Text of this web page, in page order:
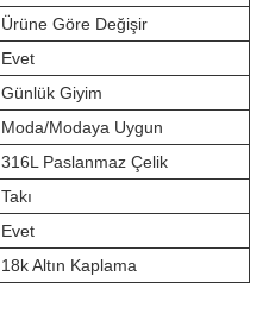
Ürüne Göre Değişir
Evet
Günlük Giyim
Moda/Modaya Uygun
316L Paslanmaz Çelik
Takı
Evet
18k Altın Kaplama